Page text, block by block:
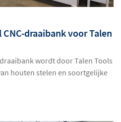
draaibank voor Talen
wordt door Talen Tools
houten stelen en soortgelijke